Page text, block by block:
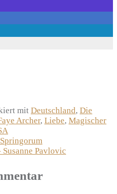
mit Deutschland, Die
Archer, Liebe, Magischer
Pavlovic